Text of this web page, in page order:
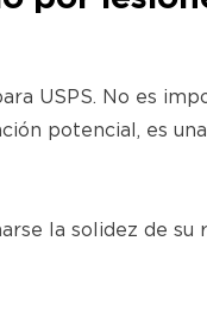
USPS. No es
potencial, es
la solidez de su